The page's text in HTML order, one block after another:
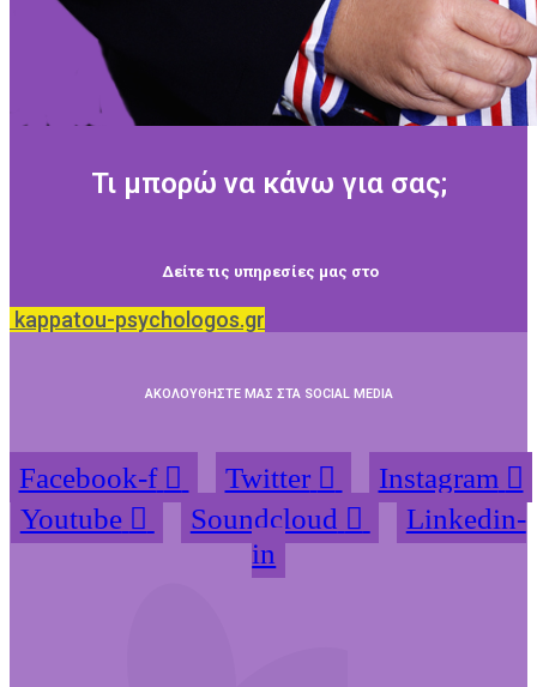
Τι μπορώ να κάνω για σας;
Δείτε τις υπηρεσίες μας στο
kappatou-psychologos.gr
ΑΚΟΛΟΥΘΗΣΤΕ ΜΑΣ ΣΤΑ SOCIAL MEDIA
Facebook-f Twitter
Instagram
Youtube
Soundcloud
Linkedin-
in